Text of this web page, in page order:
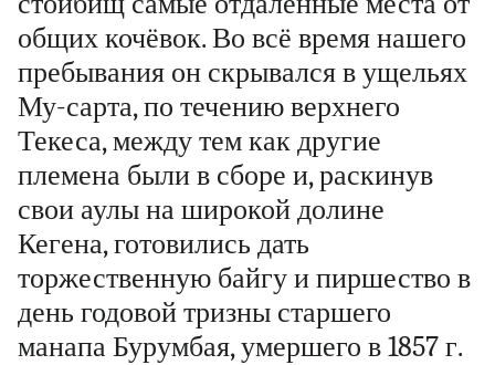
общих кочёвок. Во всё время нашего
пребывания он скрывался в ущельях
Му-сарта, по течению верхнего
Текеса, между тем как другие
племена были в сборе и, раскинув
свои аулы на широкой долине
Кегена, готовились дать
торжественную байгу и пиршество в
день годовой тризны старшего
манапа Бурумбая, умершего в 1857 г.